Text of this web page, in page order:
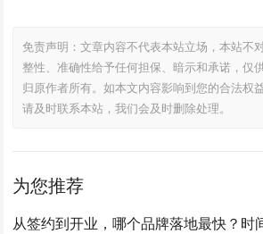
免责声明：文章内容不代表本站立场，本站不
整性、准确性给予任何担保、暗示和承诺，仅
归原作者所有。如本文内容影响到您的合法权
请及时联系本站，我们会及时删除处理。
为您推荐
从签约到开业，哪个品牌落地最快？时